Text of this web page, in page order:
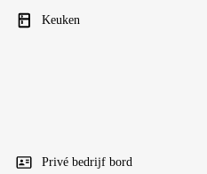
Keuken
Privé bedrijf bord